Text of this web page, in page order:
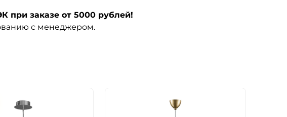
заказе от 5000 рублей!
с менеджером.